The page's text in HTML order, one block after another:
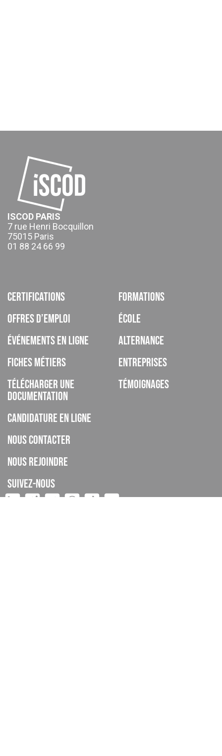
ISCOD PARIS
7 rue Henri Bocquillon
75015 Paris
01 88 24 66 99
Formations
École
Alternance
Entreprises
Témoignages
Certifications
Offres d’emploi
Événements en ligne
Fiches métiers
Télécharger une
documentation
Candidature en ligne
Nous contacter
Nous rejoindre
Suivez-nous